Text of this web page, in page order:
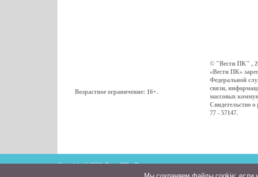
Возрастное ограничение: 16+.
© "Вести ПК" ,
«Вести ПК»
Федеральной
связи,
массовых
Свидетельство
77 - 57147.
Copyright © 2026. ВестиПК в Воронеже